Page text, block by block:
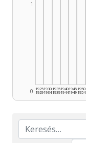
0
1
1925
1929
1930
1934
1935
1939
1940
1944
1945
1949
1950
1954